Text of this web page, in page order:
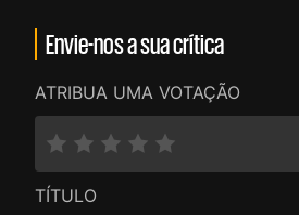
Envie-nos a sua crítica
ATRIBUA UMA VOTAÇÃO
TÍTULO